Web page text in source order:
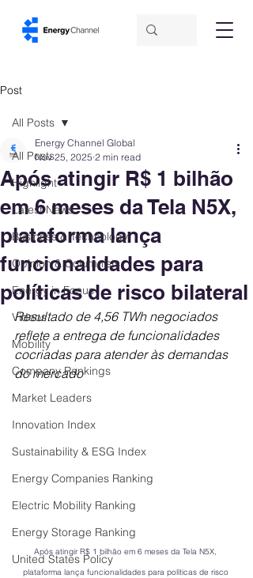
Post
All Posts
Highlight
Latest News
Business & Technology
Opinion & Columnists
Energy in Focus
Videos
Mobility
Company Rankings
Market Leaders
Innovation Index
Sustainability & ESG Index
Energy Companies Ranking
Electric Mobility Ranking
Energy Storage Ranking
United States Policy
All Posts
Após atingir R$ 1 bilhão
em 6 meses da Tela N5X,
plataforma lança
funcionalidades para
políticas de risco bilateral
Energy Channel Global
Nov 25, 2025 2 min read
Resultado de 4,56 TWh negociados
reflete a entrega de funcionalidades
cocriadas para atender às demandas
do mercado
Após atingir R$ 1 bilhão em 6 meses da Tela N5X,
plataforma lança funcionalidades para políticas de risco